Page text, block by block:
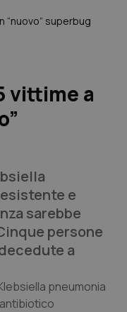
“nuovo” superbug
vittime a
e
sarebbe
persone
a
pneumonia